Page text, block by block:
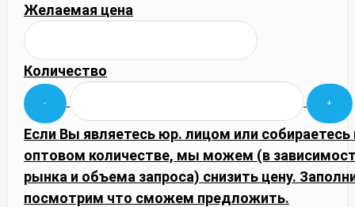
Желаемая цена
Количество
Если Вы являетесь юр. лицом или собираетесь
оптовом количестве, мы можем (в
рынка и объема запроса) снизить цену.
посмотрим что сможем предложить.